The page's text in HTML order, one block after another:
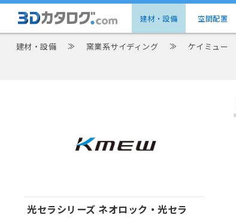
建材・設備 空間配置
建材・設備 ≫ 窯業系サイディング ≫ ケイミュー
光セラシリーズ ネオロック・光セラ